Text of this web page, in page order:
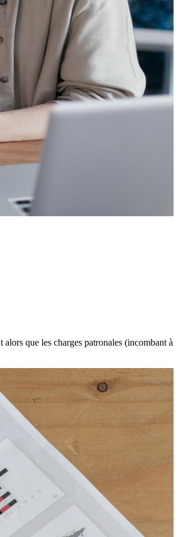
que les charges patronales (incombant à